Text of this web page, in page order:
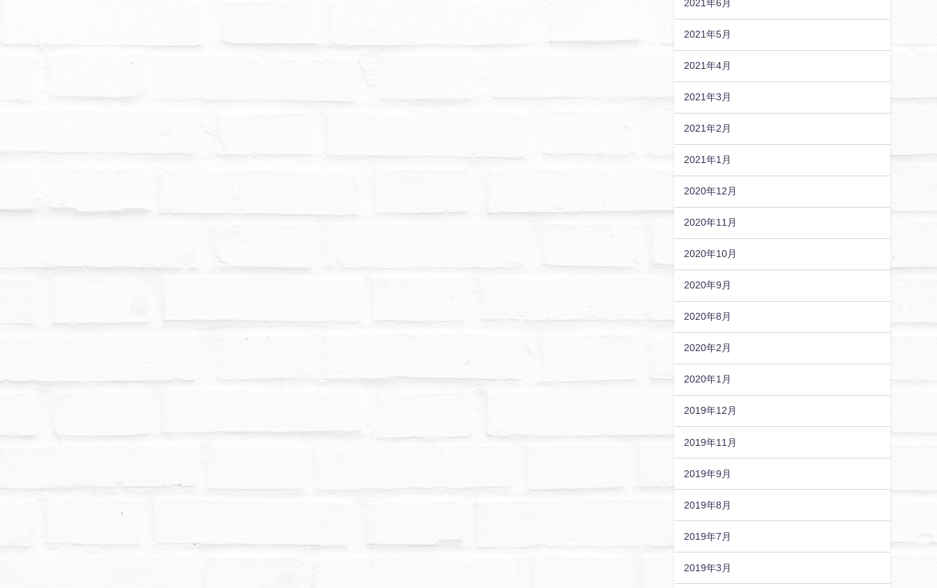
2021年6月
2021年5月
2021年4月
2021年3月
2021年2月
2021年1月
2020年12月
2020年11月
2020年10月
2020年9月
2020年8月
2020年2月
2020年1月
2019年12月
2019年11月
2019年9月
2019年8月
2019年7月
2019年3月